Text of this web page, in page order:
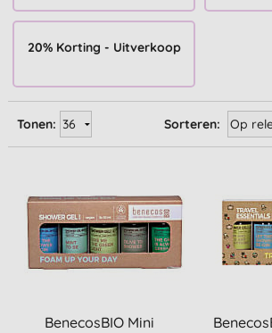
20% Korting - Uitverkoop
Sorteren:
Tonen:
BenecosBIO Mini